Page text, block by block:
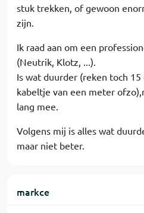
stuk trekken, of gewoon
zijn.
Ik raad aan om een
(Neutrik, Klotz, ...).
Is wat duurder (reken toch
kabeltje van een meter
lang mee.
Volgens mij is alles wat
maar niet beter.
markce